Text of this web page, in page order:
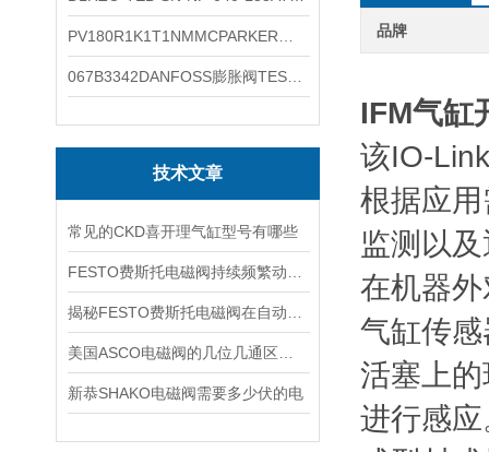
技术文章
常见的CKD喜开理气缸型号有哪些
新恭SHAKO电磁阀需要多少伏的电
品牌
IFM气缸
该IO-
根据应
监测以
在机器
气缸传
活塞上
进行感